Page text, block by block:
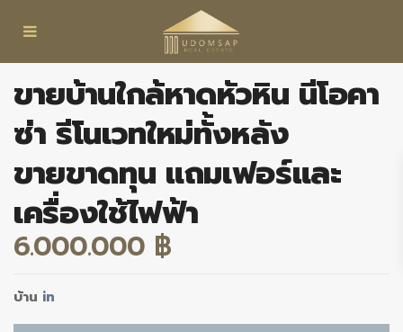
ขายบ้านใกล้หาดหัวหิน นีโอคา
ซ่า รีโนเวทใหม่ทั้งหลัง
ขายขาดทุน แถมเฟอร์และ
เครื่องใช้ไฟฟ้า
6.000.000 ฿
บ้าน in